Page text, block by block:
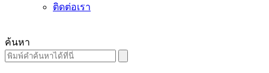
ติดต่อเรา
ค้นหา